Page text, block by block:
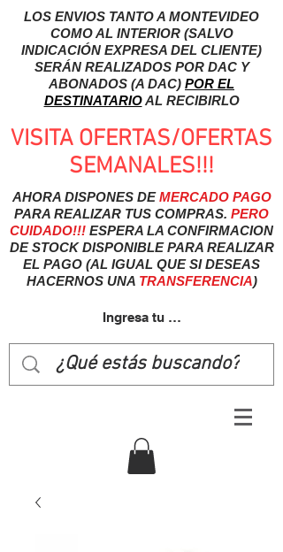
LOS ENVIOS TANTO A MONTEVIDEO
COMO AL INTERIOR (SALVO
INDICACIÓN EXPRESA DEL CLIENTE)
SERÁN REALIZADOS POR DAC Y
ABONADOS (A DAC) POR EL
DESTINATARIOAL RECIBIRLO
VISITA OFERTAS/OFERTAS
SEMANALES!!!
AHORA DISPONES DEMERCADO PAGO
PARA REALIZAR TUS COMPRAS. PERO
CUIDADO!!! ESPERA LA CONFIRMACION
DE STOCK DISPONIBLE PARA REALIZAR
EL PAGO (AL IGUAL QUE SI DESEAS
HACERNOS UNA TRANSFERENCIA)
Ingresa tu usuairo